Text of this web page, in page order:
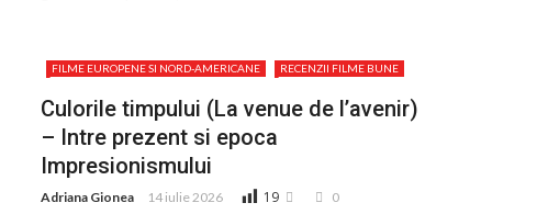
FILME EUROPENE SI NORD-AMERICANE RECENZII FILME BUNE
Culorile timpului (La venue de l’avenir)
– Intre prezent si epoca
Impresionismului
Adriana Gionea 14 iulie 2026 19 0